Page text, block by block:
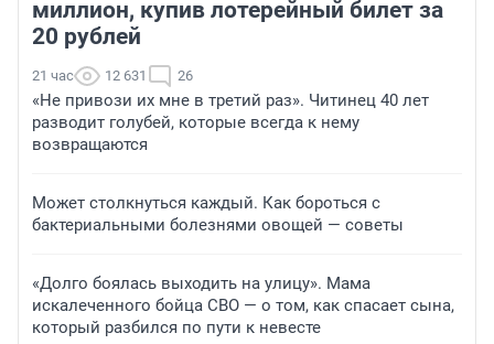
миллион, купив лотерейный билет за
20 рублей
21 час 12 631 26
«Не привози их мне в третий раз». Читинец 40 лет
разводит голубей, которые всегда к нему
возвращаются
Может столкнуться каждый. Как бороться с
бактериальными болезнями овощей — советы
«Долго боялась выходить на улицу». Мама
искалеченного бойца СВО — о том, как спасает сына,
который разбился по пути к невесте